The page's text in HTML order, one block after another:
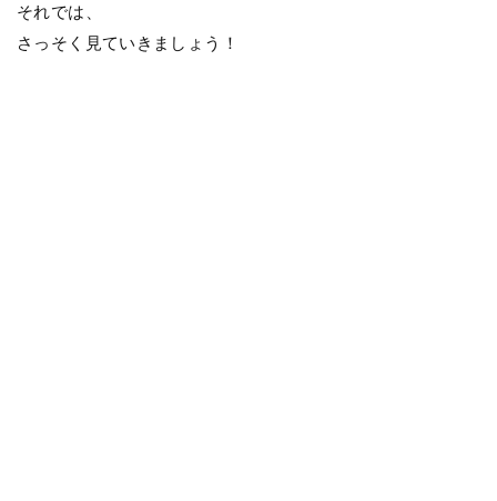
それでは、
さっそく見ていきましょう！